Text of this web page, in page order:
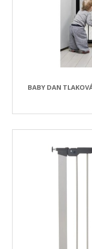
BABY DAN